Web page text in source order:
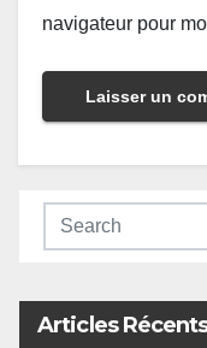
navigateur pour
Articles